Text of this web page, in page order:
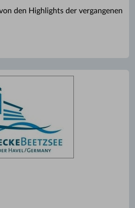
den Highlights der vergangenen